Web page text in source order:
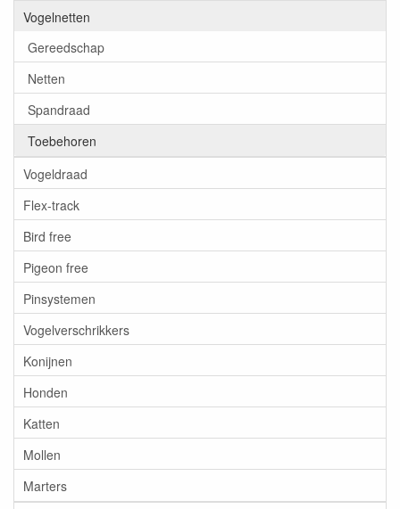
Vogelnetten
Gereedschap
Netten
Spandraad
Toebehoren
Vogeldraad
Flex-track
Bird free
Pigeon free
Pinsystemen
Vogelverschrikkers
Konijnen
Honden
Katten
Mollen
Marters